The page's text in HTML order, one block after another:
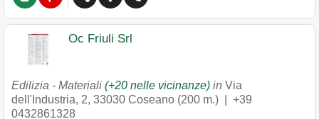
Oc Friuli Srl
Edilizia - Materiali (+20 nelle vicinanze) in Via
dell'Industria, 2, 33030 Coseano (200 m.) | +39
0432861328